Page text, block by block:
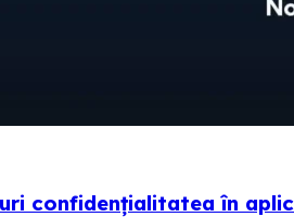
confidențialitatea în